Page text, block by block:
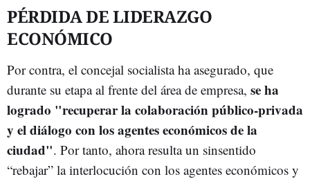
PÉRDIDA DE LIDERAZGO
ECONÓMICO
Por contra, el concejal socialista ha asegurado, que
durante su etapa al frente del área de empresa, se ha
logrado "recuperar la colaboración público-privada
y el diálogo con los agentes económicos de la
ciudad". Por tanto, ahora resulta un sinsentido
“rebajar” la interlocución con los agentes económicos y